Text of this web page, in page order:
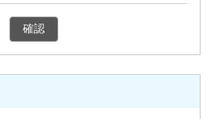
確認